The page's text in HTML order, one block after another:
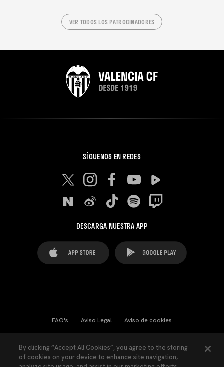
VER TODOS LOS PATROCINADORES
SÍGUENOS EN REDES
DESCARGA NUESTRA APP
FAQ's Aviso Legal Aviso de cookies
Ley Transparencia Política de Privacidad
By clicking “Accept All Cookies”, you agree to the storing
of cookies on your device to enhance site navigation,